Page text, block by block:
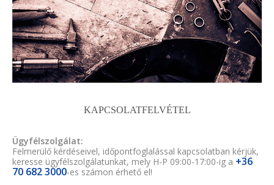
KAPCSOLATFELVÉTEL
Ügyfélszolgálat:
Felmerülő kérdéseivel, időpontfoglalással kapcsolatban kérjük,
keresse ügyfélszolgálatunkat, mely H-P 09:00-17:00-ig a +36
70 682 3000-es számon érhető el!